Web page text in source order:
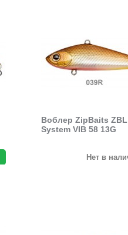
Воблер ZipBaits ZBL
System VIB 58 13G
Нет в